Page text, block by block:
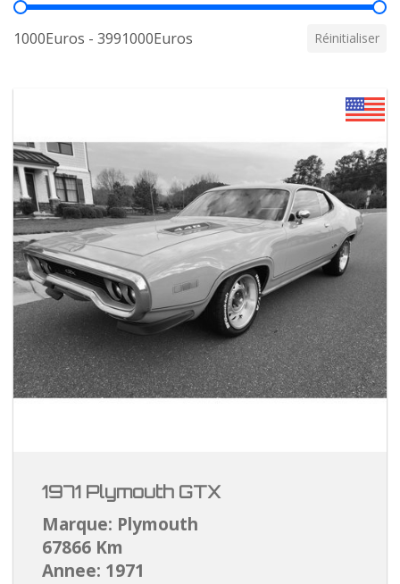
Prix
1000Euros - 3991000Euros Réinitialiser
1971 Plymouth GTX
Marque: Plymouth
67866 Km
Annee: 1971